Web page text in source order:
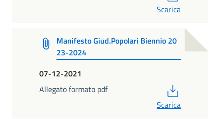
Scarica
Manifesto Giud.Popolari Biennio 20
23-2024
07-12-2021
Allegato formato pdf
Scarica